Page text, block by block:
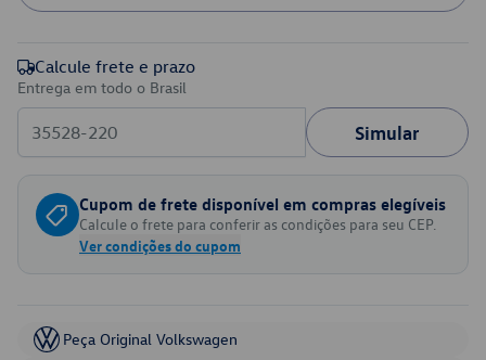
Calcule frete e prazo
Entrega em todo o Brasil
Simular
Cupom de frete disponível em compras elegíveis
Calcule o frete para conferir as condições para seu CEP.
Ver condições do cupom
Peça Original Volkswagen